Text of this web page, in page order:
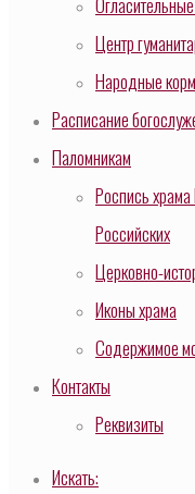
Центр
Народные
Расписание
Паломникам
Роспись
Российских
Церковно-
Иконы храма
Содержимое
Контакты
Реквизиты
Искать: